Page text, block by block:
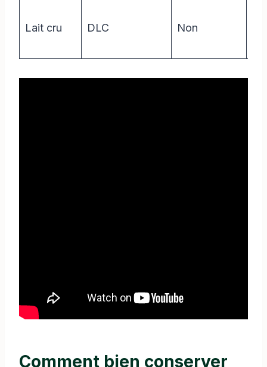
Lait cru DLC Non
Comment bien conserver